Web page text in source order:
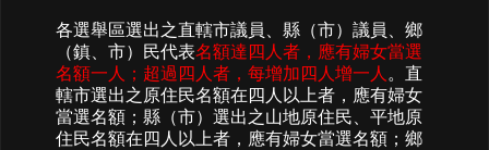
各選舉區選出之直轄市議員、縣（市）議員、鄉
（鎮、市）民代表名額達四人者，應有婦女當選
名額一人；超過四人者，每增加四人增一人 。直
轄市選出之原住民名額在四人以上者，應有婦女
當選名額；縣（市）選出之山地原住民、平地原
住民名額在四人以上者，應有婦女當選名額；鄉